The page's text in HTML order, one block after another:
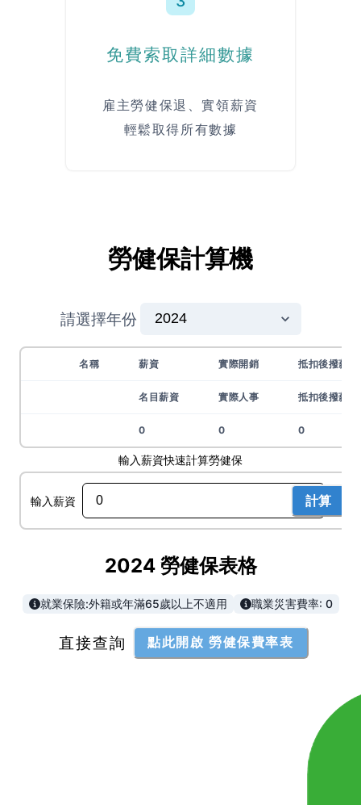
免費索取詳細數據
雇主勞健保退、實領薪資
輕鬆取得所有數據
勞健保計算機
請選擇年份
名稱 薪資 實際開銷 抵扣後撥薪
名目薪資 實際人事 抵扣後撥薪
0 0 0
輸入薪資快速計算勞健保
輸入薪資 計算
2024勞健保表格
就業保險:外籍或年滿65歲以上不適用 職業災害費率: 0
直接查詢 點此開啟 勞健保費率表